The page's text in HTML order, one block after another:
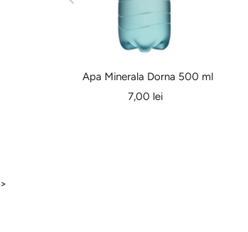
Apa Minerala Dorna 500 ml
7,00 lei
>